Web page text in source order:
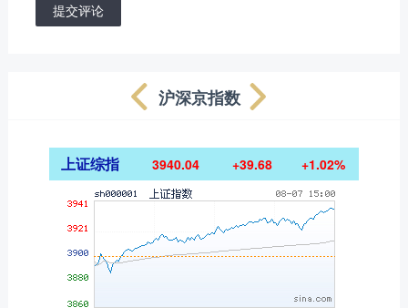
提交评论
沪深京指数
上证综指 3940.04 +39.68 +1.02%